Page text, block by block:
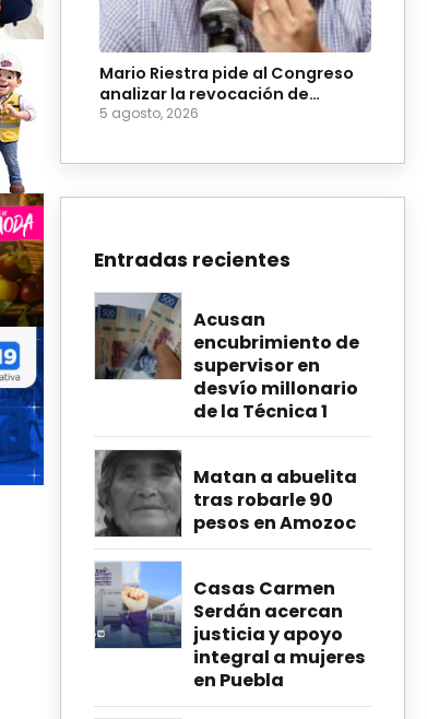
Mario Riestra pide al Congreso
analizar la revocación de
mandato en Acatlán
5 agosto, 2026
Entradas recientes
Acusan
encubrimiento de
supervisor en
desvío millonario
de la Técnica 1
Matan a abuelita
tras robarle 90
pesos en Amozoc
Casas Carmen
Serdán acercan
justicia y apoyo
integral a mujeres
en Puebla